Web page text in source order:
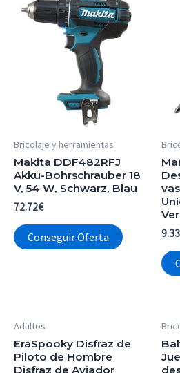
Bricolaje y herramientas
Makita DDF482RFJ
Akku-Bohrschrauber 18
V, 54 W, Schwarz, Blau
72.72€
Conseguir Oferta
9.33
Adultos
EraSpooky Disfraz de
Piloto de Hombre
Disfraz de Aviador